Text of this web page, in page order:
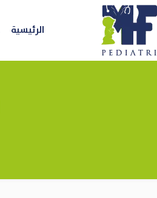
الرئيسية